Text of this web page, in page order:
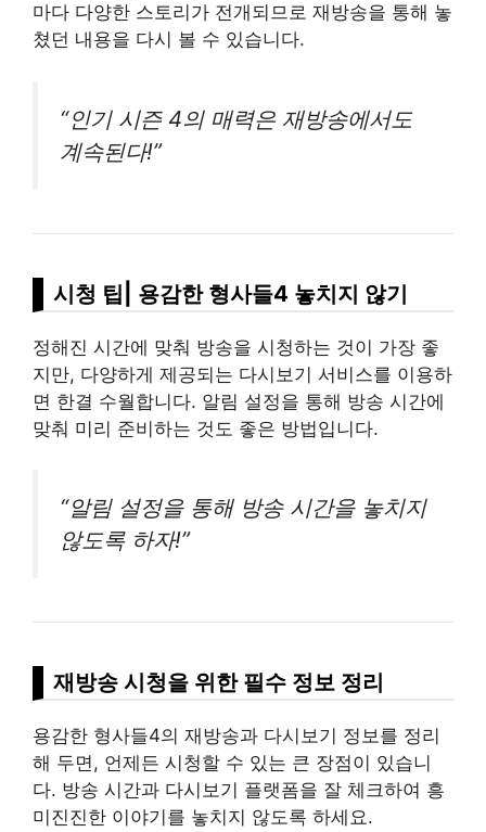
마다 다양한 스토리가 전개되므로 재방송을 통해 놓
쳤던 내용을 다시 볼 수 있습니다.
“인기 시즌 4의 매력은 재방송에서도
계속된다!”
시청 팁| 용감한 형사들4 놓치지 않기
정해진 시간에 맞춰 방송을 시청하는 것이 가장 좋
지만, 다양하게 제공되는 다시보기 서비스를 이용하
면 한결 수월합니다. 알림 설정을 통해 방송 시간에
맞춰 미리 준비하는 것도 좋은 방법입니다.
“알림 설정을 통해 방송 시간을 놓치지
않도록 하자!”
재방송 시청을 위한 필수 정보 정리
용감한 형사들4의 재방송과 다시보기 정보를 정리
해 두면, 언제든 시청할 수 있는 큰 장점이 있습니
다. 방송 시간과 다시보기 플랫폼을 잘 체크하여 흥
미진진한 이야기를 놓치지 않도록 하세요.